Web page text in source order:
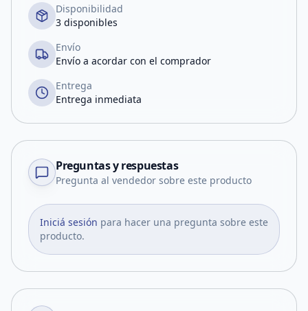
Disponibilidad
3 disponibles
Envío
Envío a acordar con el comprador
Entrega
Entrega inmediata
Preguntas y respuestas
Pregunta al vendedor sobre este producto
Iniciá sesión para hacer una pregunta sobre este
producto.